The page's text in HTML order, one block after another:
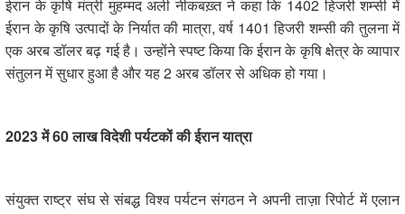
ईरान के कृषि मंत्री मुहम्मद अली नीकबख़्त ने कहा कि 1402 हिजरी शम्सी में
ईरान के कृषि उत्पादों के निर्यात की मात्रा, वर्ष 1401 हिजरी शम्सी की तुलना में
एक अरब डॉलर बढ़ गई है। उन्होंने स्पष्ट किया कि ईरान के कृषि क्षेत्र के व्यापार
संतुलन में सुधार हुआ है और यह 2 अरब डॉलर से अधिक हो गया।
2023में60लाख विदेशी पर्यटकों की ईरान यात्रा
संयुक्त राष्ट्र संघ से संबद्ध विश्व पर्यटन संगठन ने अपनी ताज़ा रिपोर्ट में एलान